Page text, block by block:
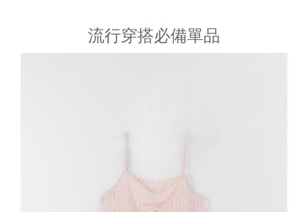
流行穿搭必備單品